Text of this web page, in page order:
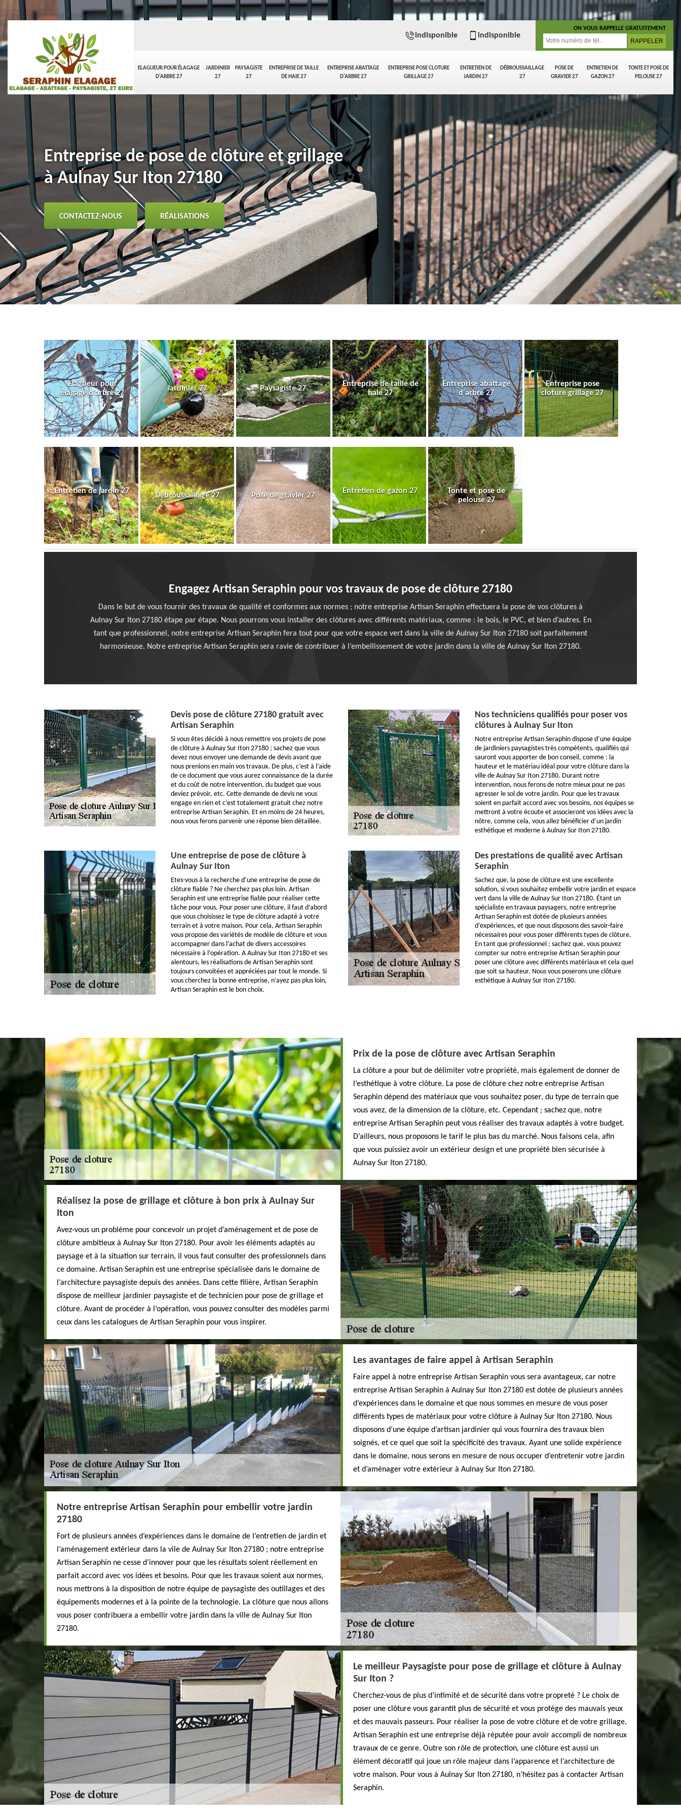
ELAGUEUR POUR ÉLAGAGE
D'ARBRE 27
JARDINIER
27
PAYSAGISTE
27
ENTREPRISE DE TAILLE
DE HAIE 27
ENTREPRISE ABATTAGE
D'ARBRE 27
ENTREPRISE POSE CLOTURE
GRILLAGE 27
ENTRETIEN DE
JARDIN 27
DÉBROUSSAILLAGE
27
POSE DE
GRAVIER 27
ENTRETIEN DE
GAZON 27
TONTE ET POSE DE
PELOUSE 27
indisponible indisponible
ON VOUS RAPPELLE GRATUITEMENT
Entreprise de pose de clôture et grillage
à Aulnay Sur Iton 27180
CONTACTEZ-NOUS RÉALISATIONS
Elagueur pour
élagage d'arbre 27
Jardinier 27 Paysagiste 27
Entreprise de taille de
haie 27
Entreprise abattage
d'arbre 27
Entreprise pose
cloture grillage 27
Entretien de jardin 27
Débroussaillage 27 Pose de gravier 27
Entretien de gazon 27
Tonte et pose de
pelouse 27
Engagez Artisan Seraphin pour vos travaux de pose de clôture 27180
Dans le but de vous fournir des travaux de qualité et conformes aux normes ; notre entreprise Artisan Seraphin effectuera la pose de vos clôtures à
Aulnay Sur Iton 27180 étape par étape. Nous pourrons vous installer des clôtures avec différents matériaux, comme : le bois, le PVC, et bien d’autres. En
tant que professionnel, notre entreprise Artisan Seraphin fera tout pour que votre espace vert dans la ville de Aulnay Sur Iton 27180 soit parfaitement
harmonieuse. Notre entreprise Artisan Seraphin sera ravie de contribuer à l’embellissement de votre jardin dans la ville de Aulnay Sur Iton 27180.
Devis pose de clôture 27180 gratuit avec
Artisan Seraphin
Si vous êtes décidé à nous remettre vos projets de pose
de clôture à Aulnay Sur Iton 27180 ; sachez que vous
devez nous envoyer une demande de devis avant que
nous prenions en main vos travaux. De plus, c’est à l’aide
de ce document que vous aurez connaissance de la durée
et du coût de notre intervention, du budget que vous
deviez prévoir, etc. Cette demande de devis ne vous
engage en rien et c’est totalement gratuit chez notre
entreprise Artisan Seraphin. Et en moins de 24 heures,
nous vous ferons parvenir une réponse bien détaillée.
Nos techniciens qualifiés pour poser vos
clôtures à Aulnay Sur Iton
Notre entreprise Artisan Seraphin dispose d’une équipe
de jardiniers paysagistes très compétents, qualifiés qui
sauront vous apporter de bon conseil, comme : la
hauteur et le matériau idéal pour votre clôture dans la
ville de Aulnay Sur Iton 27180. Durant notre
intervention, nous ferons de notre mieux pour ne pas
agresser le sol de votre jardin. Pour que les travaux
soient en parfait accord avec vos besoins, nos équipes se
mettront à votre écoute et associeront vos idées avec la
nôtre, comme cela, vous allez bénéficier d’un jardin
esthétique et moderne à Aulnay Sur Iton 27180.
Une entreprise de pose de clôture à
Aulnay Sur Iton
Etes-vous à la recherche d’une entreprise de pose de
clôture fiable ? Ne cherchez pas plus loin. Artisan
Seraphin est une entreprise fiable pour réaliser cette
tâche pour vous. Pour poser une clôture, il faut d’abord
que vous choisissez le type de clôture adapté à votre
terrain et à votre maison. Pour cela, Artisan Seraphin
vous propose des variétés de modèle de clôture et vous
accompagner dans l’achat de divers accessoires
nécessaire à l’opération. A Aulnay Sur Iton 27180 et ses
alentours, les réalisations de Artisan Seraphin sont
toujours convoitées et appréciées par tout le monde. Si
vous cherchez la bonne entreprise, n’ayez pas plus loin,
Artisan Seraphin est le bon choix.
Des prestations de qualité avec Artisan
Seraphin
Sachez que, la pose de clôture est une excellente
solution, si vous souhaitez embellir votre jardin et espace
vert dans la ville de Aulnay Sur Iton 27180. Étant un
spécialiste en travaux paysagers, notre entreprise
Artisan Seraphin est dotée de plusieurs années
d’expériences, et que nous disposons des savoir-faire
nécessaires pour vous poser différents types de clôture.
En tant que professionnel ; sachez que, vous pouvez
compter sur notre entreprise Artisan Seraphin pour
poser une clôture avec différents matériaux et cela quel
que soit sa hauteur. Nous vous poserons une clôture
esthétique à Aulnay Sur Iton 27180.
Prix de la pose de clôture avec Artisan Seraphin
La clôture a pour but de délimiter votre propriété, mais également de donner de
l’esthétique à votre clôture. La pose de clôture chez notre entreprise Artisan
Seraphin dépend des matériaux que vous souhaitez poser, du type de terrain que
vous avez, de la dimension de la clôture, etc. Cependant ; sachez que, notre
entreprise Artisan Seraphin peut vous réaliser des travaux adaptés à votre budget.
D’ailleurs, nous proposons le tarif le plus bas du marché. Nous faisons cela, afin
que vous puissiez avoir un extérieur design et une propriété bien sécurisée à
Aulnay Sur Iton 27180.
Réalisez la pose de grillage et clôture à bon prix à Aulnay Sur
Iton
Avez-vous un problème pour concevoir un projet d’aménagement et de pose de
clôture ambitieux à Aulnay Sur Iton 27180. Pour avoir les éléments adaptés au
paysage et à la situation sur terrain, il vous faut consulter des professionnels dans
ce domaine. Artisan Seraphin est une entreprise spécialisée dans le domaine de
l’architecture paysagiste depuis des années. Dans cette filière, Artisan Seraphin
dispose de meilleur jardinier paysagiste et de technicien pour pose de grillage et
clôture. Avant de procéder à l’opération, vous pouvez consulter des modèles parmi
ceux dans les catalogues de Artisan Seraphin pour vous inspirer.
Les avantages de faire appel à Artisan Seraphin
Faire appel à notre entreprise Artisan Seraphin vous sera avantageux, car notre
entreprise Artisan Seraphin à Aulnay Sur Iton 27180 est dotée de plusieurs années
d’expériences dans le domaine et que nous sommes en mesure de vous poser
différents types de matériaux pour votre clôture à Aulnay Sur Iton 27180. Nous
disposons d’une équipe d’artisan jardinier qui vous fournira des travaux bien
soignés, et ce quel que soit la spécificité des travaux. Ayant une solide expérience
dans le domaine, nous serons en mesure de nous occuper d’entretenir votre jardin
et d’aménager votre extérieur à Aulnay Sur Iton 27180.
Notre entreprise Artisan Seraphin pour embellir votre jardin
27180
Fort de plusieurs années d’expériences dans le domaine de l’entretien de jardin et
l’aménagement extérieur dans la vile de Aulnay Sur Iton 27180 ; notre entreprise
Artisan Seraphin ne cesse d’innover pour que les résultats soient réellement en
parfait accord avec vos idées et besoins. Pour que les travaux soient aux normes,
nous mettrons à la disposition de notre équipe de paysagiste des outillages et des
équipements modernes et à la pointe de la technologie. La clôture que nous allons
vous poser contribuera a embellir votre jardin dans la ville de Aulnay Sur Iton
27180.
Le meilleur Paysagiste pour pose de grillage et clôture à Aulnay
Sur Iton ?
Cherchez-vous de plus d’intimité et de sécurité dans votre propreté ? Le choix de
poser une clôture vous garantit plus de sécurité et vous protège des mauvais yeux
et des mauvais passeurs. Pour réaliser la pose de votre clôture et de votre grillage,
Artisan Seraphin est une entreprise déjà réputée pour avoir accompli de nombreux
travaux de ce genre. Outre son rôle de protection, une clôture est aussi un
élément décoratif qui joue un rôle majeur dans l’apparence et l’architecture de
votre maison. Pour vous à Aulnay Sur Iton 27180, n’hésitez pas à contacter Artisan
Seraphin.